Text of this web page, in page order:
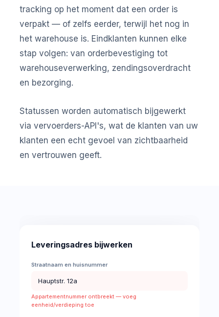
tracking op het moment dat een order is
verpakt — of zelfs eerder, terwijl het nog in
het warehouse is. Eindklanten kunnen elke
stap volgen: van orderbevestiging tot
warehouseverwerking, zendingsoverdracht
en bezorging.
Statussen worden automatisch bijgewerkt
via vervoerders-API's, wat de klanten van uw
klanten een echt gevoel van zichtbaarheid
en vertrouwen geeft.
Leveringsadres bijwerken
Straatnaam en huisnummer
Hauptstr. 12a
Appartementnummer ontbreekt — voeg
eenheid/verdieping toe